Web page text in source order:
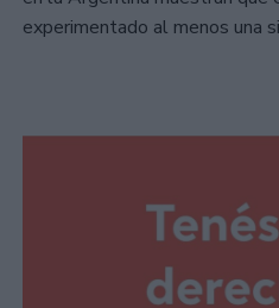
experimentado al menos una